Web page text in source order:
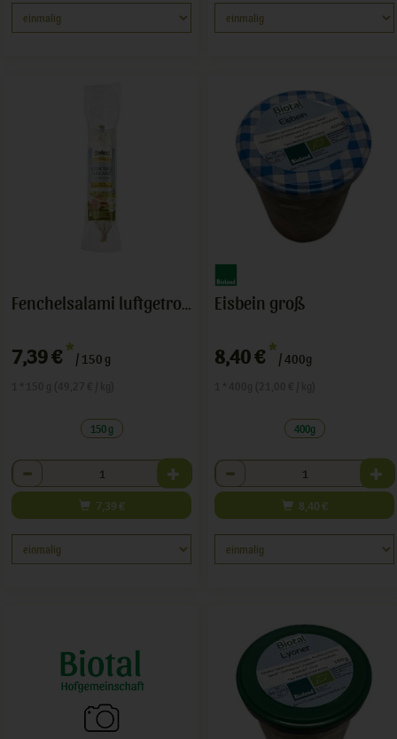
Fenchelsalami luftgetrocknet
7,39 € */ 150 g
150 g
Anzahl
7,39 €
Eisbein groß
8,40 € */ 400g
400g
Anzahl
8,40 €